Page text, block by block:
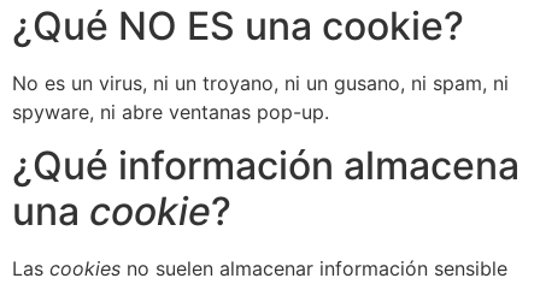
¿Qué NO ES una cookie?
No es un virus, ni un troyano, ni un gusano, ni spam, ni
spyware, ni abre ventanas pop-up.
¿Qué información almacena
una cookie?
Las cookies no suelen almacenar información sensible